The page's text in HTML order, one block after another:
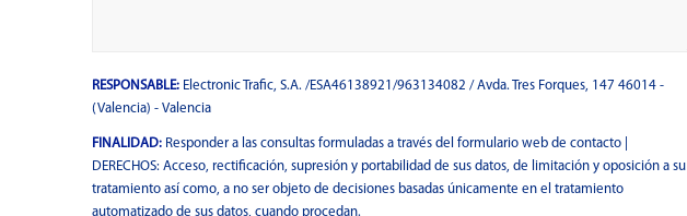
RESPONSABLE:Electronic Trafic, S.A. /ESA46138921/963134082 / Avda. Tres Forques, 147 46014 -
(Valencia) - Valencia
FINALIDAD:Responder a las consultas formuladas a través del formulario web de contacto |
DERECHOS: Acceso, rectificación, supresión y portabilidad de sus datos, de limitación y oposición a su
tratamiento así como, a no ser objeto de decisiones basadas únicamente en el tratamiento
automatizado de sus datos, cuando procedan.